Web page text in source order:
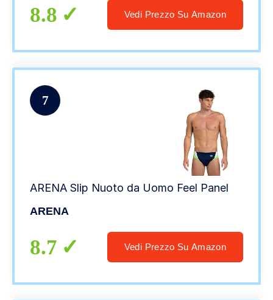
8.8 Vedi Prezzo Su Amazon
7
ARENA Slip Nuoto da Uomo Feel Panel
ARENA
8.7 Vedi Prezzo Su Amazon